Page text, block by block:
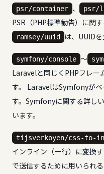
psr/container 、 psr/
PSR（PHP標準勧告）に関す
ramsey/uuid は、UUID
symfony/console 〜
Laravelと同じくPHPフレー
す。 LaravelはSymfonyが
す。Symfonyに関する詳し
います。
tijsverkoyen/css-to-
インライン（一行）に変換
で送信するために用いられる